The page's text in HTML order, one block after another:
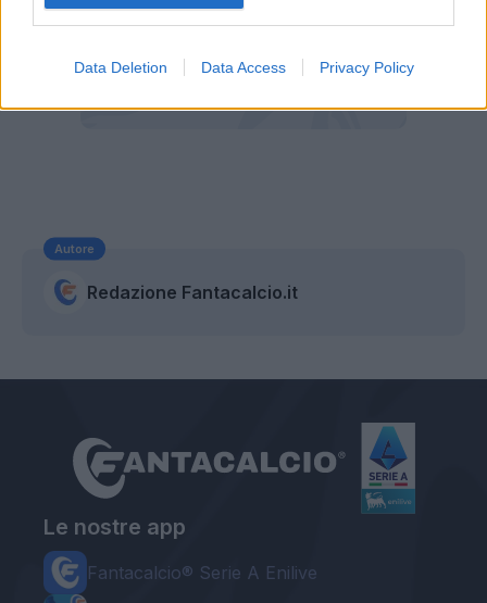
Data Deletion Data Access Privacy Policy
Autore
Redazione Fantacalcio.it
Le nostre app
Fantacalcio® Serie A Enilive